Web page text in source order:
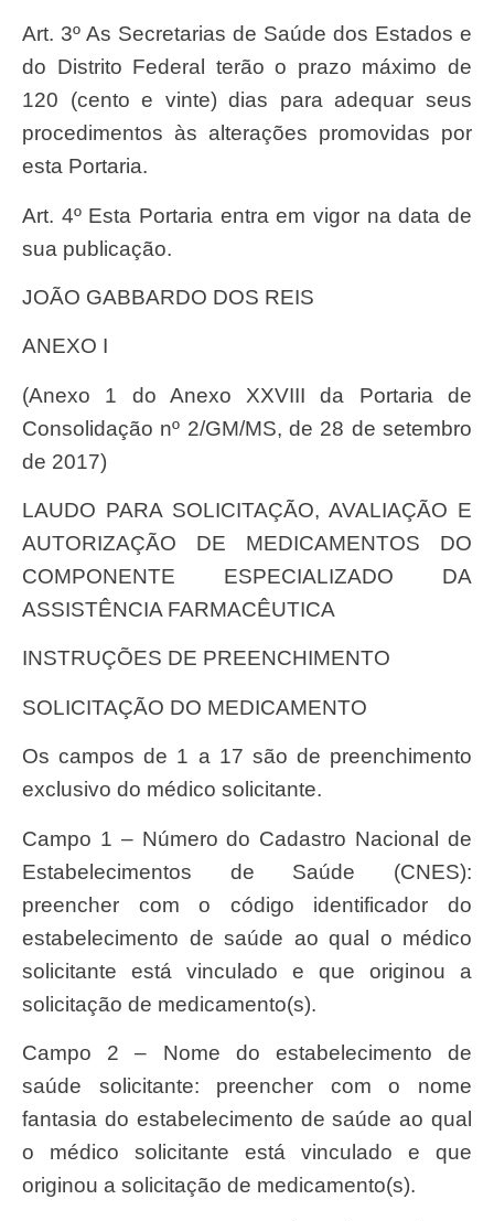
Art. 3º As Secretarias de Saúde dos Estados e
do Distrito Federal terão o prazo máximo de
120 (cento e vinte) dias para adequar seus
procedimentos às alterações promovidas por
esta Portaria.
Art. 4º Esta Portaria entra em vigor na data de
sua publicação.
JOÃO GABBARDO DOS REIS
ANEXO I
(Anexo 1 do Anexo XXVIII da Portaria de
Consolidação nº 2/GM/MS, de 28 de setembro
de 2017)
LAUDO PARA SOLICITAÇÃO, AVALIAÇÃO E
AUTORIZAÇÃO DE MEDICAMENTOS DO
COMPONENTE ESPECIALIZADO DA
ASSISTÊNCIA FARMACÊUTICA
INSTRUÇÕES DE PREENCHIMENTO
SOLICITAÇÃO DO MEDICAMENTO
Os campos de 1 a 17 são de preenchimento
exclusivo do médico solicitante.
Campo 1 – Número do Cadastro Nacional de
Estabelecimentos de Saúde (CNES):
preencher com o código identificador do
estabelecimento de saúde ao qual o médico
solicitante está vinculado e que originou a
solicitação de medicamento(s).
Campo 2 – Nome do estabelecimento de
saúde solicitante: preencher com o nome
fantasia do estabelecimento de saúde ao qual
o médico solicitante está vinculado e que
originou a solicitação de medicamento(s).